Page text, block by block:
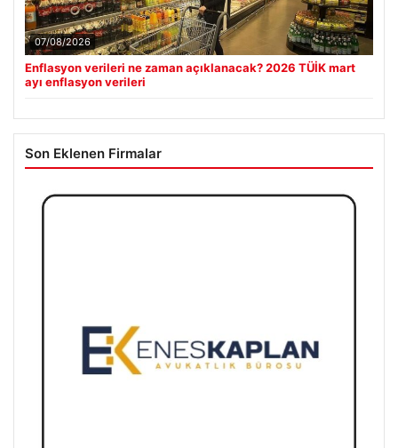
07/08/2026
Enflasyon verileri ne zaman açıklanacak? 2026 TÜİK mart
ayı enflasyon verileri
Son Eklenen Firmalar